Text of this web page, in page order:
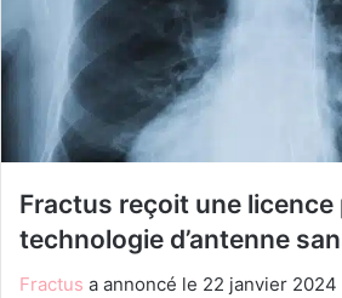
Fractus reçoit une licence
technologie d’antenne
Fractus a annoncé le 22 janvier 2024